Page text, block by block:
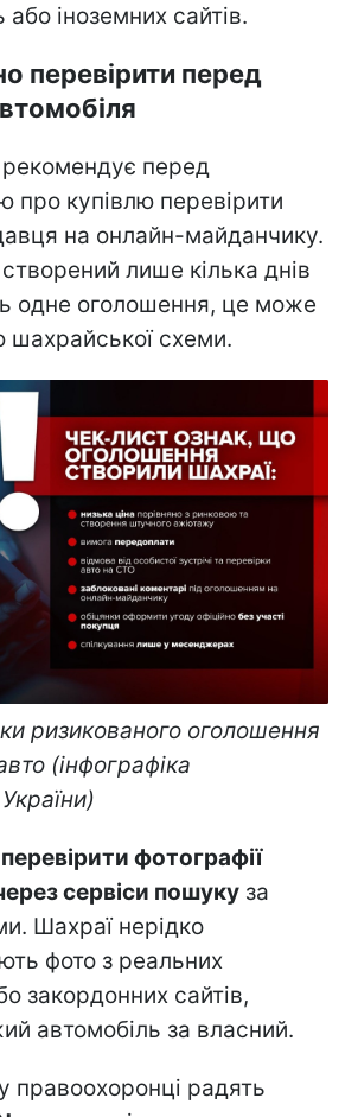
іноземних сайтів.
перевірити перед
рекомендує перед
про купівлю перевірити
на онлайн-майданчику.
лише кілька днів
одне оголошення, це може
шахрайської схеми.
ризикованого оголошення
(інфографіка
перевірити фотографії
сервіси пошуку за
Шахраї нерідко
фото з реальних
закордонних сайтів,
автомобіль за власний.
правоохоронці радять